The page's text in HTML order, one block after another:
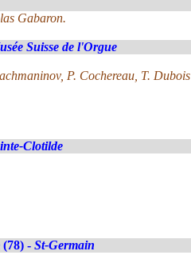
Gabaron.
Suisse de l'Orgue
P. Cochereau, T. Dubois
Clotilde
- St-Germain